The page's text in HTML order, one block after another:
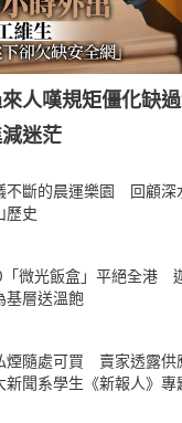
人嘆規矩僵化缺
迷茫
不斷的晨運樂園 回顧深
歷史
「微光飯盒」平絕全港
基層送溫飽
煙隨處可買 賣家透露供
新聞系學生《新報人》專